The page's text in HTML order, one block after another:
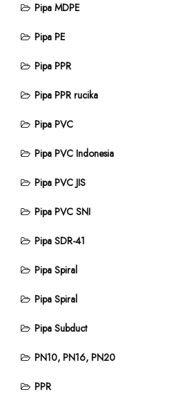
Pipa MDPE
Pipa PE
Pipa PPR
Pipa PPR rucika
Pipa PVC
Pipa PVC Indonesia
Pipa PVC JIS
Pipa PVC SNI
Pipa SDR-41
Pipa Spiral
Pipa Spiral
Pipa Subduct
PN10, PN16, PN20
PPR